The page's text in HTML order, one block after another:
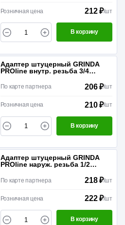
Розничная цена 212 ₽/шт
В корзину
Адаптер штуцерный GRINDA
PROline внутр. резьба 3/4
По карте партнера 206 ₽/шт
Розничная цена 210 ₽/шт
В корзину
Адаптер штуцерный GRINDA
PROline наруж. резьба 1/2
По карте партнера 218 ₽/шт
Розничная цена 222 ₽/шт
В корзину